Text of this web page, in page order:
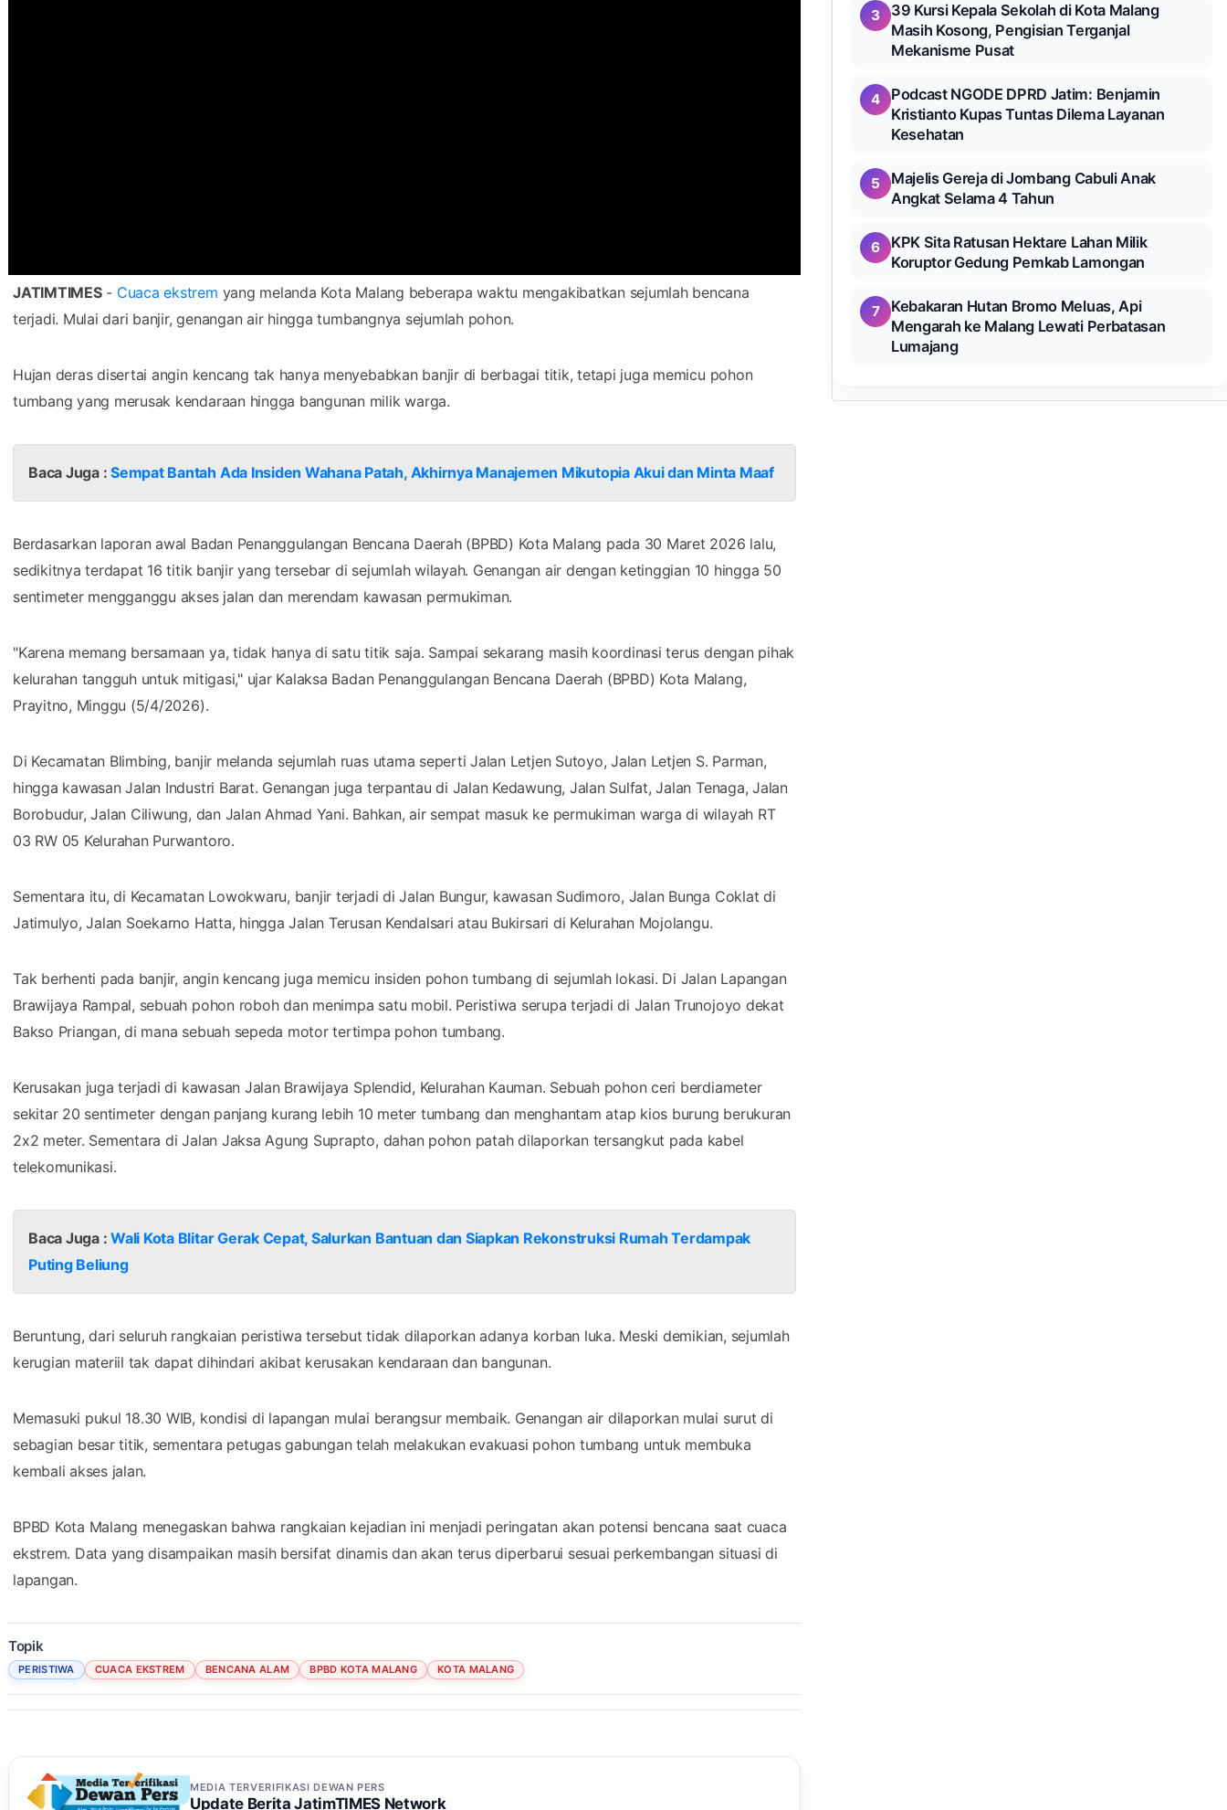
JATIMTIMES- Cuaca ekstrem yang melanda Kota Malang beberapa waktu mengakibatkan sejumlah bencana
terjadi. Mulai dari banjir, genangan air hingga tumbangnya sejumlah pohon.
Hujan deras disertai angin kencang tak hanya menyebabkan banjir di berbagai titik, tetapi juga memicu pohon
tumbang yang merusak kendaraan hingga bangunan milik warga.
Baca Juga :Sempat Bantah Ada Insiden Wahana Patah, Akhirnya Manajemen Mikutopia Akui dan Minta Maaf
Berdasarkan laporan awal Badan Penanggulangan Bencana Daerah (BPBD) Kota Malang pada 30 Maret 2026 lalu,
sedikitnya terdapat 16 titik banjir yang tersebar di sejumlah wilayah. Genangan air dengan ketinggian 10 hingga 50
sentimeter mengganggu akses jalan dan merendam kawasan permukiman.
"Karena memang bersamaan ya, tidak hanya di satu titik saja. Sampai sekarang masih koordinasi terus dengan pihak
kelurahan tangguh untuk mitigasi," ujar Kalaksa Badan Penanggulangan Bencana Daerah (BPBD) Kota Malang,
Prayitno, Minggu (5/4/2026).
Di Kecamatan Blimbing, banjir melanda sejumlah ruas utama seperti Jalan Letjen Sutoyo, Jalan Letjen S. Parman,
hingga kawasan Jalan Industri Barat. Genangan juga terpantau di Jalan Kedawung, Jalan Sulfat, Jalan Tenaga, Jalan
Borobudur, Jalan Ciliwung, dan Jalan Ahmad Yani. Bahkan, air sempat masuk ke permukiman warga di wilayah RT
03 RW 05 Kelurahan Purwantoro.
Sementara itu, di Kecamatan Lowokwaru, banjir terjadi di Jalan Bungur, kawasan Sudimoro, Jalan Bunga Coklat di
Jatimulyo, Jalan Soekarno Hatta, hingga Jalan Terusan Kendalsari atau Bukirsari di Kelurahan Mojolangu.
Tak berhenti pada banjir, angin kencang juga memicu insiden pohon tumbang di sejumlah lokasi. Di Jalan Lapangan
Brawijaya Rampal, sebuah pohon roboh dan menimpa satu mobil. Peristiwa serupa terjadi di Jalan Trunojoyo dekat
Bakso Priangan, di mana sebuah sepeda motor tertimpa pohon tumbang.
Kerusakan juga terjadi di kawasan Jalan Brawijaya Splendid, Kelurahan Kauman. Sebuah pohon ceri berdiameter
sekitar 20 sentimeter dengan panjang kurang lebih 10 meter tumbang dan menghantam atap kios burung berukuran
2x2 meter. Sementara di Jalan Jaksa Agung Suprapto, dahan pohon patah dilaporkan tersangkut pada kabel
telekomunikasi.
Baca Juga :Wali Kota Blitar Gerak Cepat, Salurkan Bantuan dan Siapkan Rekonstruksi Rumah Terdampak
Puting Beliung
Beruntung, dari seluruh rangkaian peristiwa tersebut tidak dilaporkan adanya korban luka. Meski demikian, sejumlah
kerugian materiil tak dapat dihindari akibat kerusakan kendaraan dan bangunan.
Memasuki pukul 18.30 WIB, kondisi di lapangan mulai berangsur membaik. Genangan air dilaporkan mulai surut di
sebagian besar titik, sementara petugas gabungan telah melakukan evakuasi pohon tumbang untuk membuka
kembali akses jalan.
BPBD Kota Malang menegaskan bahwa rangkaian kejadian ini menjadi peringatan akan potensi bencana saat cuaca
ekstrem. Data yang disampaikan masih bersifat dinamis dan akan terus diperbarui sesuai perkembangan situasi di
lapangan.
Topik
PERISTIWA CUACA EKSTREM BENCANA ALAM BPBD KOTA MALANG KOTA MALANG
MEDIA TERVERIFIKASI DEWAN PERS
Update Berita JatimTIMES Network
3
39 Kursi Kepala Sekolah di Kota Malang
Masih Kosong, Pengisian Terganjal
Mekanisme Pusat
4
Podcast NGODE DPRD Jatim: Benjamin
Kristianto Kupas Tuntas Dilema Layanan
Kesehatan
5
Majelis Gereja di Jombang Cabuli Anak
Angkat Selama 4 Tahun
6
KPK Sita Ratusan Hektare Lahan Milik
Koruptor Gedung Pemkab Lamongan
7
Kebakaran Hutan Bromo Meluas, Api
Mengarah ke Malang Lewati Perbatasan
Lumajang